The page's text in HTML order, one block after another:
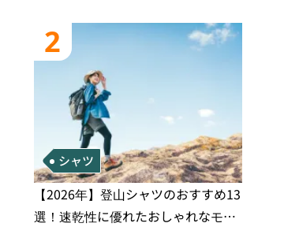
2
シャツ
【2026年】登山シャツのおすすめ13
選！速乾性に優れたおしゃれなモデ